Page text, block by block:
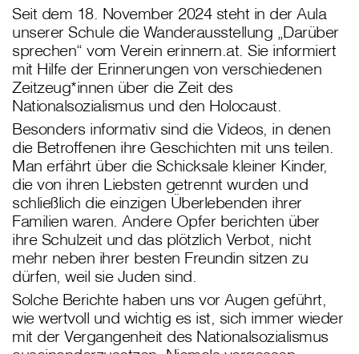
Seit dem 18. November 2024 steht in der Aula
unserer Schule die Wanderausstellung „Darüber
sprechen“ vom Verein erinnern.at. Sie informiert
mit Hilfe der Erinnerungen von verschiedenen
Zeitzeug*innen über die Zeit des
Nationalsozialismus und den Holocaust.
Besonders informativ sind die Videos, in denen
die Betroffenen ihre Geschichten mit uns teilen.
Man erfährt über die Schicksale kleiner Kinder,
die von ihren Liebsten getrennt wurden und
schließlich die einzigen Überlebenden ihrer
Familien waren. Andere Opfer berichten über
ihre Schulzeit und das plötzlich Verbot, nicht
mehr neben ihrer besten Freundin sitzen zu
dürfen, weil sie Juden sind.
Solche Berichte haben uns vor Augen geführt,
wie wertvoll und wichtig es ist, sich immer wieder
mit der Vergangenheit des Nationalsozialismus